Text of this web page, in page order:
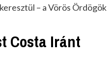
– a Vörös Ördögök
Costa Iránt